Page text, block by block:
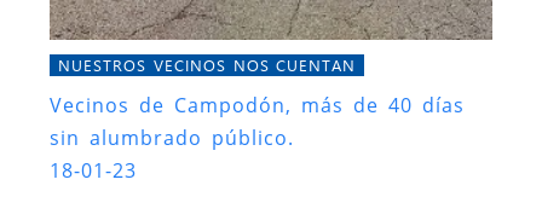
NUESTROS VECINOS NOS CUENTAN
Vecinos de Campodón, más de 40 días
sin alumbrado público.
18-01-23